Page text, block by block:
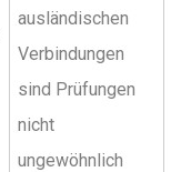
ausländischen
Verbindungen
sind Prüfungen
nicht
ungewöhnlich